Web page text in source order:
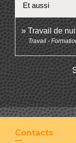
Et aussi
Travail de
Travail -
Contacts